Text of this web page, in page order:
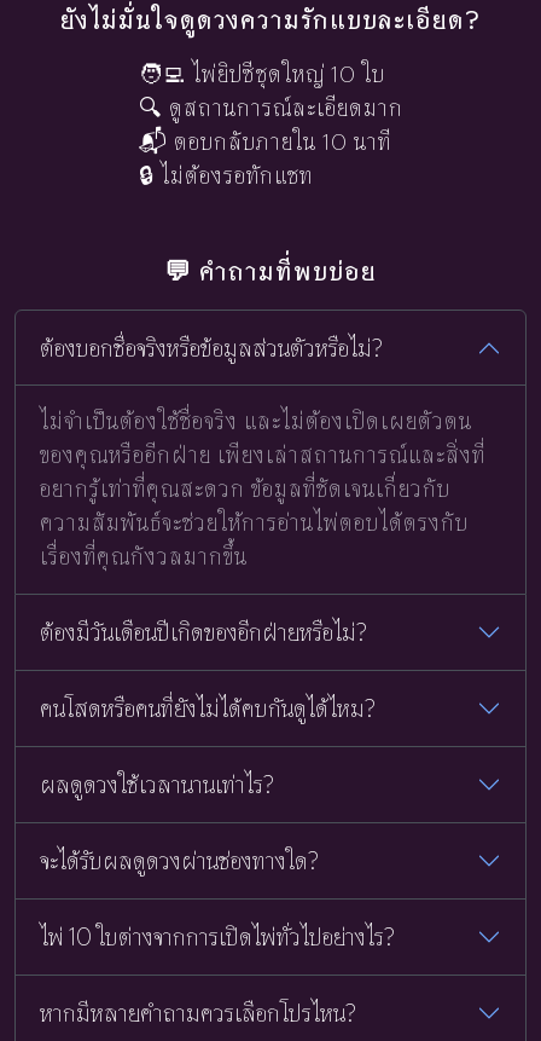
ยังไม่มั่นใจดูดวงความรักแบบละเอียด?
🧑‍💻 ไพ่ยิปซีชุดใหญ่ 10 ใบ
🔍 ดูสถานการณ์ละเอียดมาก
📬 ตอบกลับภายใน 10 นาที
🔒 ไม่ต้องรอทักแชท
💬 คำถามที่พบบ่อย
ต้องบอกชื่อจริงหรือข้อมูลส่วนตัวหรือไม่?
ไม่จำเป็นต้องใช้ชื่อจริง และไม่ต้องเปิดเผยตัวตน
ของคุณหรืออีกฝ่าย เพียงเล่าสถานการณ์และสิ่งที่
อยากรู้เท่าที่คุณสะดวก ข้อมูลที่ชัดเจนเกี่ยวกับ
ความสัมพันธ์จะช่วยให้การอ่านไพ่ตอบได้ตรงกับ
เรื่องที่คุณกังวลมากขึ้น
ต้องมีวันเดือนปีเกิดของอีกฝ่ายหรือไม่?
คนโสดหรือคนที่ยังไม่ได้คบกันดูได้ไหม?
ผลดูดวงใช้เวลานานเท่าไร?
จะได้รับผลดูดวงผ่านช่องทางใด?
ไพ่ 10 ใบต่างจากการเปิดไพ่ทั่วไปอย่างไร?
หากมีหลายคำถามควรเลือกโปรไหน?